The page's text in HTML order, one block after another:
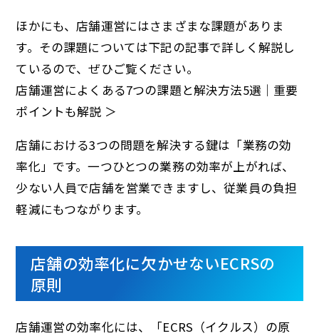
ほかにも、店舗運営にはさまざまな課題がありま
す。その課題については下記の記事で詳しく解説し
ているので、ぜひご覧ください。
店舗運営によくある7つの課題と解決方法5選｜重要
ポイントも解説 ＞
店舗における3つの問題を解決する鍵は「業務の効
率化」です。一つひとつの業務の効率が上がれば、
少ない人員で店舗を営業できますし、従業員の負担
軽減にもつながります。
店舗の効率化に欠かせないECRSの
原則
店舗運営の効率化には、「ECRS（イクルス）の原